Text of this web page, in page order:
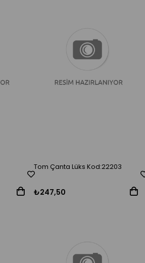
Tom Çanta Lüks Kod:22203
₺247,50